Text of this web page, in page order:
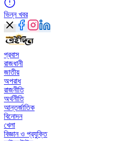
ভিন্ন খবর
প্রবাস
রাজধানী
জাতীয়
অপরাধ
রাজনীতি
অর্থনীতি
আন্তর্জাতিক
বিনোদন
খেলা
বিজ্ঞান ও প্রযুক্তি